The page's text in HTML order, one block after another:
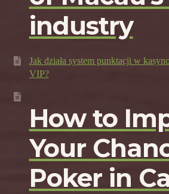
industry
Jak działa system punktacji w
VIP?
How to
Your
Poker in